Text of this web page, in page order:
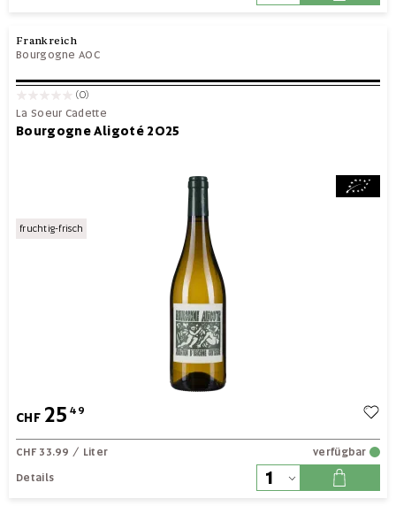
Frankreich
Bourgogne AOC
(0)
La Soeur Cadette
Bourgogne Aligoté 2025
fruchtig-frisch
CHF 25 49
CHF 33.99 / Liter
verfügbar
Details